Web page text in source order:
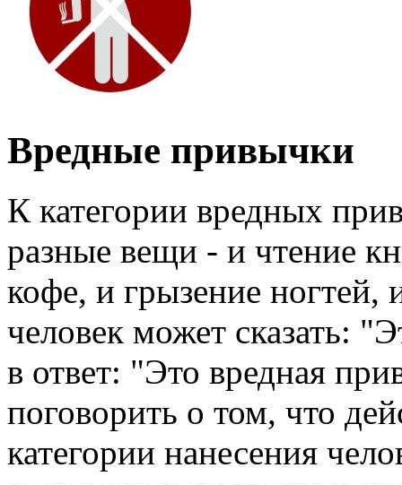
Вредные привычки
К категории вредных
разные вещи - и чтение
кофе, и грызение ногтей,
человек может сказать:
в ответ: "Это вредная
поговорить о том, что
категории нанесения